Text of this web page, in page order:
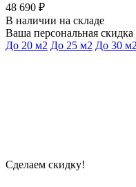
48 690 ₽
В наличии на складе
Ваша персональная скидка
До 20 м2 До 25 м2 До 30 м2
Сделаем скидку!